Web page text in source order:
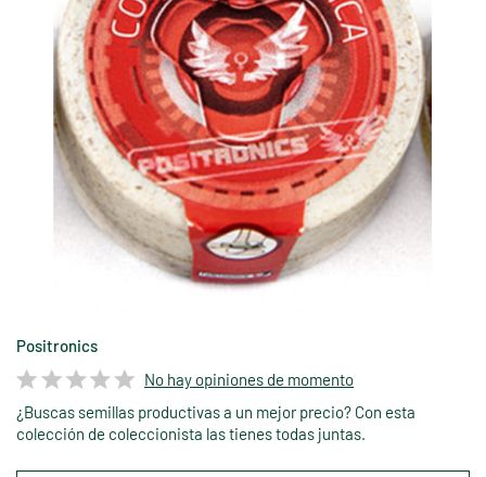
Positronics
No hay opiniones de momento
¿Buscas semillas productivas a un mejor precio? Con esta
colección de coleccionista las tienes todas juntas.